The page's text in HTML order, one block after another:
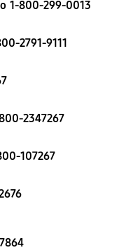
1-800-299-0013
2791-9111
2347267
107267